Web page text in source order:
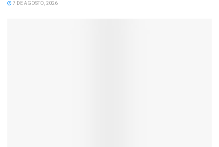
7 DE AGOSTO, 2026